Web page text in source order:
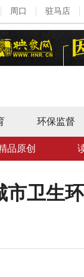
周口 驻马店
环保监督
品原创
卫生